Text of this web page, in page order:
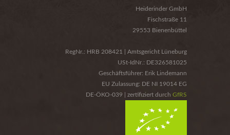
Heiderinder GmbH
Fischstraße 11
29553 Bienenbüttel
RegNr.: HRB 208421 | Amtsgericht Lüneburg
USt-IdNr.: DE326581025
Geschäftsführer: Erik Lindemann
EU Zulassung: DE NI 19014 EG
DE-ÖKO-039 | zertifiziert durch GfRS